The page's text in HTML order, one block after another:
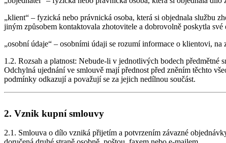
„klient“ – fyzická nebo právnická osoba, která si objednala službu
jiným způsobem kontaktovala zhotovitele a dobrovolně poskytla své
„osobní údaje“ – osobními údaji se rozumí informace o klientovi,
1.2. Rozsah a platnost: Nebude-li v jednotlivých bodech
Odchylná ujednání ve smlouvě mají přednost před zněním těchto
podmínky odkazují a považují se za jejich nedílnou součást.
2. Vznik kupní smlouvy
2.1. Smlouva o dílo vzniká přijetím a potvrzením závazné